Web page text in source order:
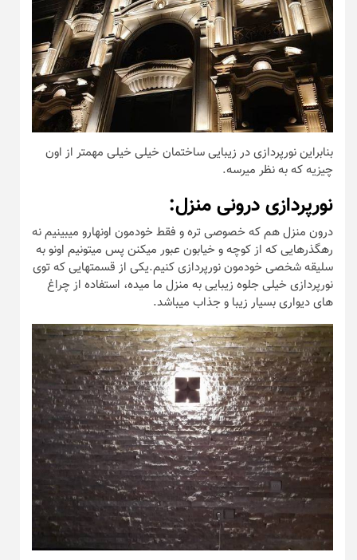
بنابراین نورپردازی در زیبایی ساختمان خیلی خیلی مهمتر از اون
چیزیه که به نظر میرسه.
نورپردازی درونی منزل:
درون منزل هم که خصوصی تره و فقط خودمون اونهارو میبینیم نه
رهگذرهایی که از کوچه و خیابون عبور میکنن پس میتونیم اونو به
سلیقه شخصی خودمون نورپردازی کنیم.یکی از قسمتهایی که توی
نورپردازی خیلی جلوه زیبایی به منزل ما میده، استفاده از چراغ
های دیواری بسیار زیبا و جذاب میباشد.